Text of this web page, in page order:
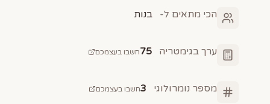
הכי מתאים ל- בנות
ערך בגימטריה 75חשבו בעצמכם
מספר נומרולוגי 3חשבו בעצמכם